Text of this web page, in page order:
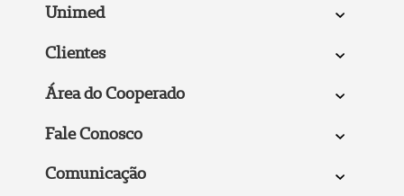
Unimed
Clientes
Área do Cooperado
Fale Conosco
Comunicação